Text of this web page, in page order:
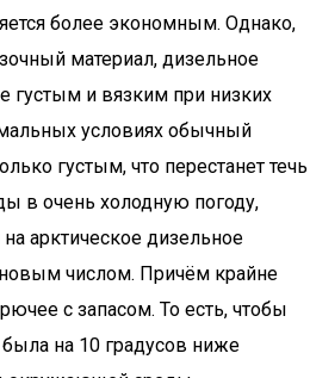
более экономным. Однако,
материал, дизельное
густым и вязким при низких
условиях обычный
густым, что перестанет течь
в очень холодную погоду,
арктическое дизельное
числом. Причём крайне
с запасом. То есть, чтобы
была на 10 градусов ниже